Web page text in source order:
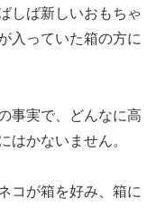
しば新しいおもちゃ
入っていた箱の方に
事実で、どんなに高
はかないません。
コが箱を好み、箱に